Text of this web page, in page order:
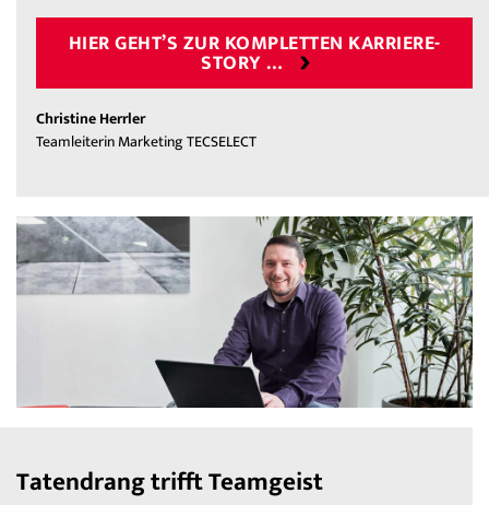
HIER GEHT’S ZUR KOMPLETTEN KARRIERE-
STORY …
Christine Herrler
Teamleiterin Marketing TECSELECT
Tatendrang trifft Teamgeist